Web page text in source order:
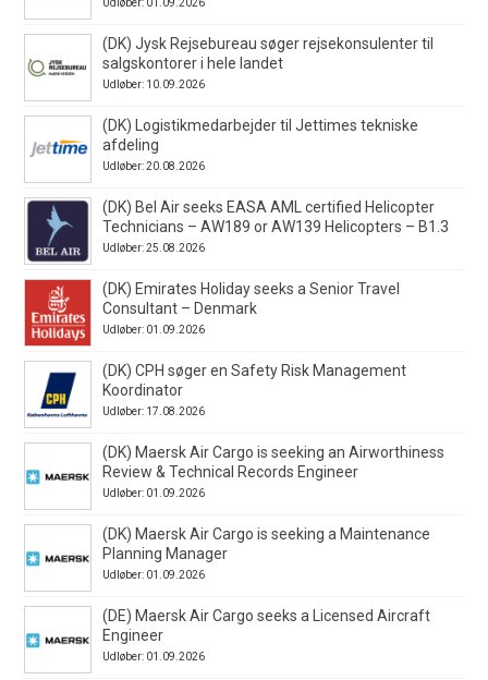
Udløber: 01.09.2026
(DK) Jysk Rejsebureau søger rejsekonsulenter til
salgskontorer i hele landet
Udløber: 10.09.2026
(DK) Logistikmedarbejder til Jettimes tekniske
afdeling
Udløber: 20.08.2026
(DK) Bel Air seeks EASA AML certified Helicopter
Technicians – AW189 or AW139 Helicopters – B1.3
Udløber: 25.08.2026
(DK) Emirates Holiday seeks a Senior Travel
Consultant – Denmark
Udløber: 01.09.2026
(DK) CPH søger en Safety Risk Management
Koordinator
Udløber: 17.08.2026
(DK) Maersk Air Cargo is seeking an Airworthiness
Review & Technical Records Engineer
Udløber: 01.09.2026
(DK) Maersk Air Cargo is seeking a Maintenance
Planning Manager
Udløber: 01.09.2026
(DE) Maersk Air Cargo seeks a Licensed Aircraft
Engineer
Udløber: 01.09.2026